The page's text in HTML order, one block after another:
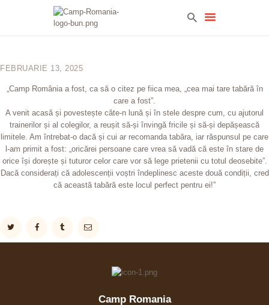
CONCEPT
OFERTA TABERE
2025
GALERIE
FONDATORI
FEBRUARIE 13, 2025
„Camp România a fost, ca să o citez pe fiica mea, „cea mai tare tabără în
care a fost”.
A venit acasă și povestește câte-n lună și în stele despre cum, cu ajutorul
trainerilor și al colegilor, a reușit să-și învingă fricile și să-și depășească
limitele. Am întrebat-o dacă și cui ar recomanda tabăra, iar răspunsul pe care
l-am primit a fost: „oricărei persoane care vrea să vadă că este în stare de
orice își dorește și tuturor celor care vor să lege prietenii cu totul deosebite”.
Dacă considerați că adolescenții voștri îndeplinesc aceste două condiții, cred
că această tabără este locul perfect pentru ei!”
Camp Romania